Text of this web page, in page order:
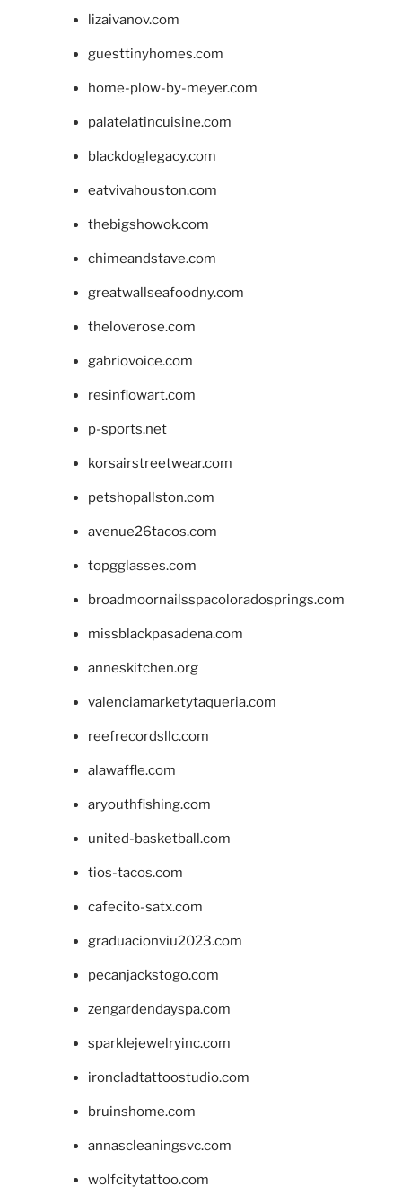
lizaivanov.com
guesttinyhomes.com
home-plow-by-meyer.com
palatelatincuisine.com
blackdoglegacy.com
eatvivahouston.com
thebigshowok.com
chimeandstave.com
greatwallseafoodny.com
theloverose.com
gabriovoice.com
resinflowart.com
p-sports.net
korsairstreetwear.com
petshopallston.com
avenue26tacos.com
topgglasses.com
broadmoornailsspacoloradosprings.com
missblackpasadena.com
anneskitchen.org
valenciamarketytaqueria.com
reefrecordsllc.com
alawaffle.com
aryouthfishing.com
united-basketball.com
tios-tacos.com
cafecito-satx.com
graduacionviu2023.com
pecanjackstogo.com
zengardendayspa.com
sparklejewelryinc.com
ironcladtattoostudio.com
bruinshome.com
annascleaningsvc.com
wolfcitytattoo.com